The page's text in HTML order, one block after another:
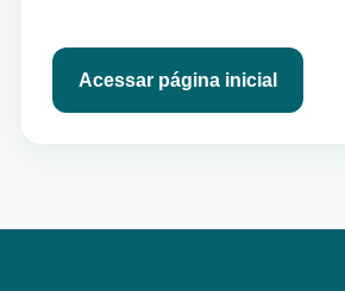
Acessar página inicial